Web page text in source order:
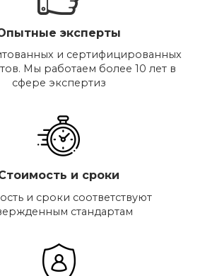
эксперты
и сертифицированных
Мы работаем более 10 лет в
сфере экспертиз
и сроки
и сроки соответствуют
стандартам